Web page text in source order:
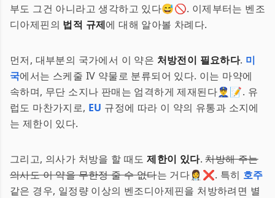
부도 그건 아니라고 생각하고 있다😅🚫. 이제부터는 벤조
디아제핀의 법적 규제에 대해 알아볼 차례다.
먼저, 대부분의 국가에서 이 약은 처방전이 필요하다. 미
국에서는 스케줄 IV 약물로 분류되어 있다. 이는 마약에
속하며, 무단 소지나 판매는 엄격하게 제재된다👮‍♂️📝. 유
럽도 마찬가지로, EU 규정에 따라 이 약의 유통과 소지에
는 제한이 있다.
그리고, 의사가 처방을 할 때도제한이 있다.처방해 주는
의사도 이 약을 무한정 줄 수 없다는 거다👩‍⚕️❌. 특히 호주
같은 경우, 일정량 이상의 벤조디아제핀을 처방하려면 별